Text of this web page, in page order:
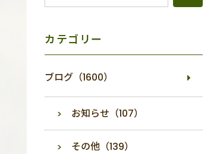
ニ
カテゴリー
ブログ（1600）
お知らせ（107）
その他（139）